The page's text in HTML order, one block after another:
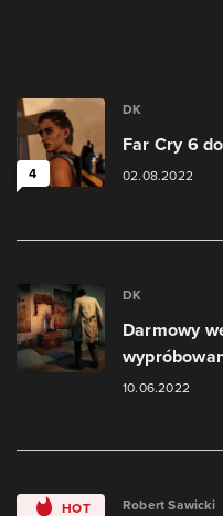
4
DK
Far Cry 6
02.08.2022
DK
Darmowy
10.06.2022
HOT Robert Sawicki